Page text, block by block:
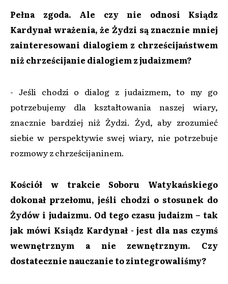
Pełna zgoda. Ale czy nie odnosi Ksiądz
Kardynał wrażenia, że Żydzi są znacznie mniej
zainteresowani dialogiem z chrześcijaństwem
niż chrześcijanie dialogiem z judaizmem?
- Jeśli chodzi o dialog z judaizmem, to my go
potrzebujemy dla kształtowania naszej wiary,
znacznie bardziej niż Żydzi. Żyd, aby zrozumieć
siebie w perspektywie swej wiary, nie potrzebuje
rozmowy z chrześcijaninem.
Kościół w trakcie Soboru Watykańskiego
dokonał przełomu, jeśli chodzi o stosunek do
Żydów i judaizmu. Od tego czasu judaizm – tak
jak mówi Ksiądz Kardynał - jest dla nas czymś
wewnętrznym a nie zewnętrznym. Czy
dostatecznie nauczanie to zintegrowaliśmy?